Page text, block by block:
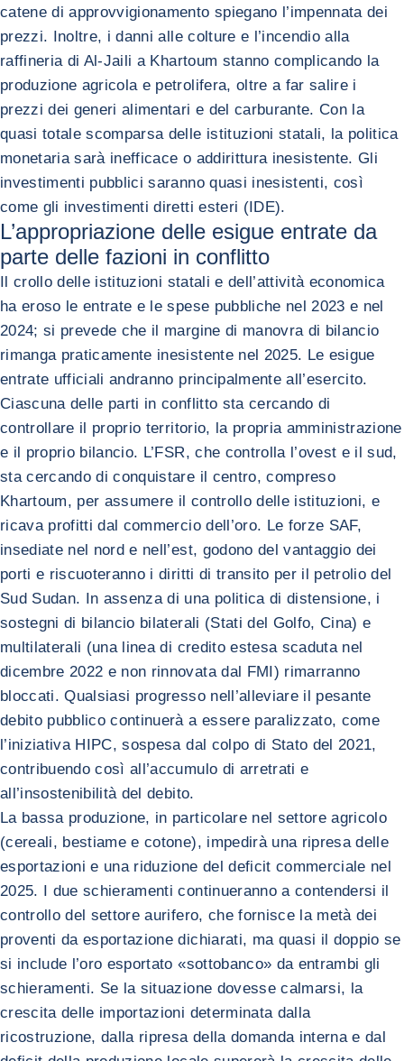
catene di approvvigionamento spiegano l’impennata dei
prezzi. Inoltre, i danni alle colture e l’incendio alla
raffineria di Al-Jaili a Khartoum stanno complicando la
produzione agricola e petrolifera, oltre a far salire i
prezzi dei generi alimentari e del carburante. Con la
quasi totale scomparsa delle istituzioni statali, la politica
monetaria sarà inefficace o addirittura inesistente. Gli
investimenti pubblici saranno quasi inesistenti, così
come gli investimenti diretti esteri (IDE).
L’appropriazione delle esigue entrate da
parte delle fazioni in conflitto
Il crollo delle istituzioni statali e dell’attività economica
ha eroso le entrate e le spese pubbliche nel 2023 e nel
2024; si prevede che il margine di manovra di bilancio
rimanga praticamente inesistente nel 2025. Le esigue
entrate ufficiali andranno principalmente all’esercito.
Ciascuna delle parti in conflitto sta cercando di
controllare il proprio territorio, la propria amministrazione
e il proprio bilancio. L’FSR, che controlla l’ovest e il sud,
sta cercando di conquistare il centro, compreso
Khartoum, per assumere il controllo delle istituzioni, e
ricava profitti dal commercio dell’oro. Le forze SAF,
insediate nel nord e nell’est, godono del vantaggio dei
porti e riscuoteranno i diritti di transito per il petrolio del
Sud Sudan. In assenza di una politica di distensione, i
sostegni di bilancio bilaterali (Stati del Golfo, Cina) e
multilaterali (una linea di credito estesa scaduta nel
dicembre 2022 e non rinnovata dal FMI) rimarranno
bloccati. Qualsiasi progresso nell’alleviare il pesante
debito pubblico continuerà a essere paralizzato, come
l’iniziativa HIPC, sospesa dal colpo di Stato del 2021,
contribuendo così all’accumulo di arretrati e
all’insostenibilità del debito.
La bassa produzione, in particolare nel settore agricolo
(cereali, bestiame e cotone), impedirà una ripresa delle
esportazioni e una riduzione del deficit commerciale nel
2025. I due schieramenti continueranno a contendersi il
controllo del settore aurifero, che fornisce la metà dei
proventi da esportazione dichiarati, ma quasi il doppio se
si include l’oro esportato «sottobanco» da entrambi gli
schieramenti. Se la situazione dovesse calmarsi, la
crescita delle importazioni determinata dalla
ricostruzione, dalla ripresa della domanda interna e dal